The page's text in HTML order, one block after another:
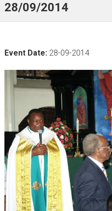
h
t
i
28/09/2014
Event Date: 28-09-2014